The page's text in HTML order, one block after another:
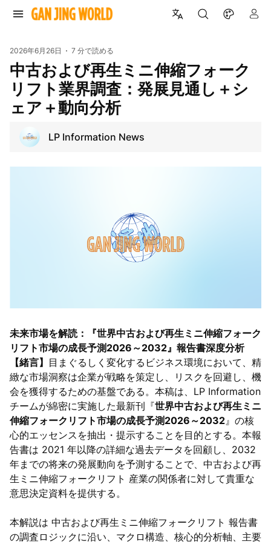
2026年6月26日 7 分で読める
中古および再生ミニ伸縮フォーク
リフト業界調査：発展見通し＋シ
ェア＋動向分析
LP Information News
未来市場を解読：『世界中古および再生ミニ伸縮フォーク
リフト市場の成長予測2026～2032』報告書深度分析
【緒言】 目まぐるしく変化するビジネス環境において、精
緻な市場洞察は企業が戦略を策定し、リスクを回避し、機
会を獲得するための基盤である。本稿は、LP Information
チームが綿密に実施した最新刊『世界中古および再生ミニ
伸縮フォークリフト市場の成長予測2026～2032 』の核
心的エッセンスを抽出・提示することを目的とする。本報
告書は 2021 年以降の詳細な過去データを回顧し、2032
年までの将来の発展動向を予測することで、中古および再
生ミニ伸縮フォークリフト 産業の関係者に対して貴重な
意思決定資料を提供する。
本解説は 中古および再生ミニ伸縮フォークリフト 報告書
の調査ロジックに沿い、マクロ構造、核心的分析軸、主要